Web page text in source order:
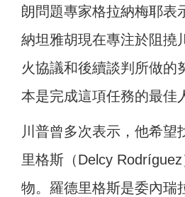
朗問題專家格拉納梅耶表
納坦雅胡現在專注於阻撓
火協議和後續談判所做的
本是完成這項任務的最佳
川普曾多次表示，他希望
里格斯（Delcy
物。羅德里格斯是委內瑞